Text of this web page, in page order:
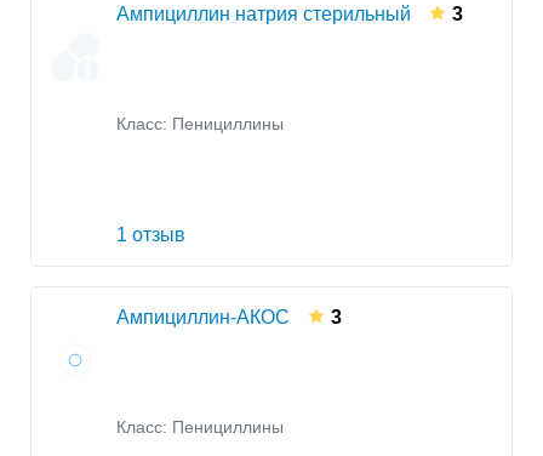
Ампициллин натрия стерильный 3
Класс: Пенициллины
1 отзыв
Ампициллин-АКОС 3
Класс: Пенициллины